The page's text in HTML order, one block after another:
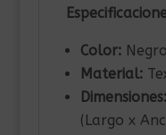
Color:Negro
Material:
Dimensiones:
(Largo x